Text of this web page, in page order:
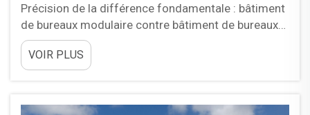
Précision de la différence fondamentale : bâtiment
de bureaux modulaire contre bâtiment de bureaux
préfabriqué. Les bâtiments de bureaux modulaires
et préfabriqués sont étroitement liés, mais ils ne
sont pas toujours identiques. Dans de nombreux
généralement des unités complètes...
VOIR PLUS